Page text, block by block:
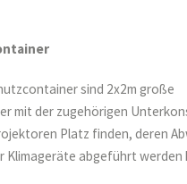
sind 2x2m große
mit der zugehörigen
Platz finden, deren
Klimageräte abgeführt werden